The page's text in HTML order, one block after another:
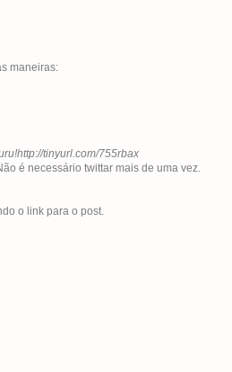
maneiras:
tinyurl.com/755rbax
é necessário twittar mais de uma vez.
o link para o post.